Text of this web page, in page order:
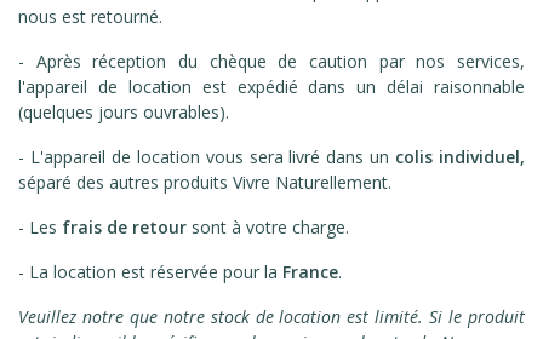
nous est retourné.
- Après réception du chèque de caution par nos services,
l'appareil de location est expédié dans un délai raisonnable
(quelques jours ouvrables).
- L'appareil de location vous sera livré dans un colis individuel,
séparé des autres produits Vivre Naturellement.
- Les frais de retour sont à votre charge.
- La location est réservée pour la France.
Veuillez notre que notre stock de location est limité. Si le produit